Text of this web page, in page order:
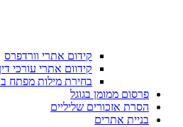
קידום אתרי וורדפרס
קידוום אתרי עורכי
בחירת מילות מפתח
פרסום ממומן בגוגל
הסרת אזכורים שליליים
בניית אתרים